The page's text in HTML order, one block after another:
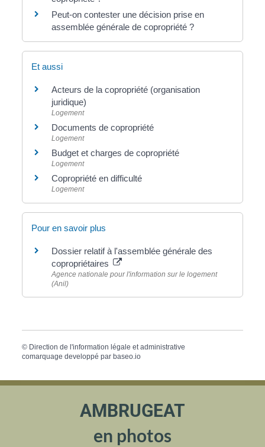
Peut-on contester une décision prise en
assemblée générale de copropriété ?
Et aussi
Acteurs de la copropriété (organisation
juridique)
Logement
Documents de copropriété
Logement
Budget et charges de copropriété
Logement
Copropriété en difficulté
Logement
Pour en savoir plus
Dossier relatif à l'assemblée générale des
copropriétaires
Agence nationale pour l'information sur le logement
(Anil)
© Direction de l'information légale et administrative
comarquage developpé parbaseo.io
AMBRUGEAT
en photos